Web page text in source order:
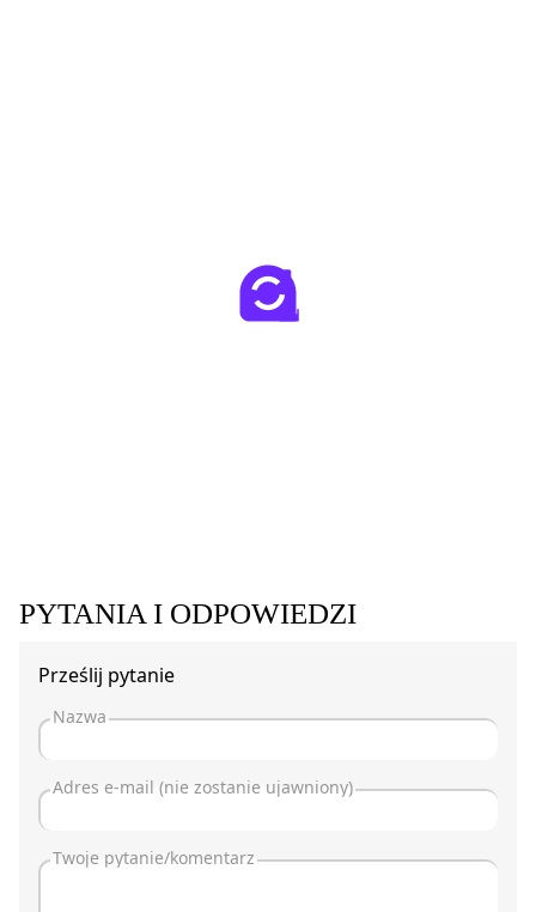
PYTANIA I ODPOWIEDZI
Prześlij pytanie